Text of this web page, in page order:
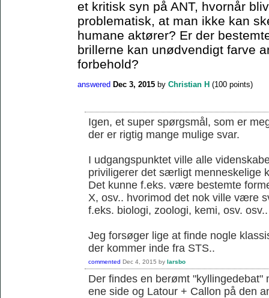
et kritisk syn på ANT, hvornår
problematisk, at man ikke kan
humane aktører? Er der
brillerne kan unødvendigt farve
forbehold?
answered Dec 3, 2015 by Christian H (100 points)
Igen, et super spørgsmål, som er
der er rigtig mange mulige svar.
I udgangspunktet ville alle
priviligerer det særligt menneskelige
Det kunne f.eks. være bestemte
X, osv.. hvorimod det nok ville være
f.eks. biologi, zoologi, kemi, osv. osv..
Jeg forsøger lige at finde nogle
der kommer inde fra STS..
commented Dec 4, 2015 by larsbo
Der findes en berømt "kyllingedebat"
ene side og Latour + Callon på den